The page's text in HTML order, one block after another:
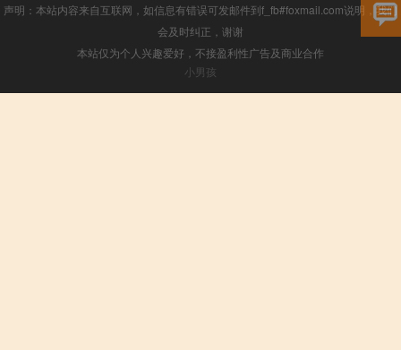
声明：本站内容来自互联网，如信息有错误可发邮件到f_fb#foxmail.com说明，我们
会及时纠正，谢谢
本站仅为个人兴趣爱好，不接盈利性广告及商业合作
小男孩